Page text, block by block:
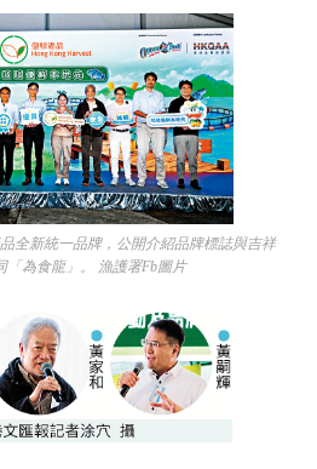
全新統一品牌，公開介紹品牌標誌與吉祥
「為食龍」。 漁護署Fb圖片